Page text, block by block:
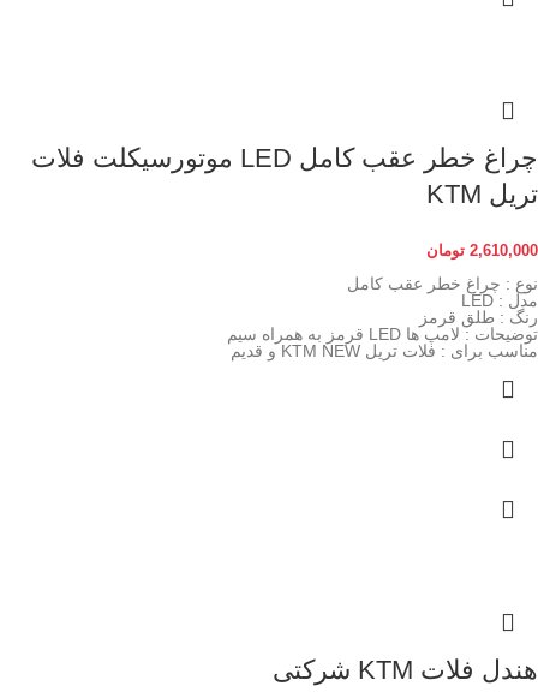
چراغ خطر عقب کامل LED موتورسیکلت فلات
تریل KTM
2,610,000 تومان
نوع : چراغ خطر عقب کامل
مدل : LED
رنگ : طلق قرمز
توضیحات : لامپ ها LED قرمز به همراه سیم
مناسب برای : فلات تریل KTM NEW و قدیم
هندل فلات KTM شرکتی